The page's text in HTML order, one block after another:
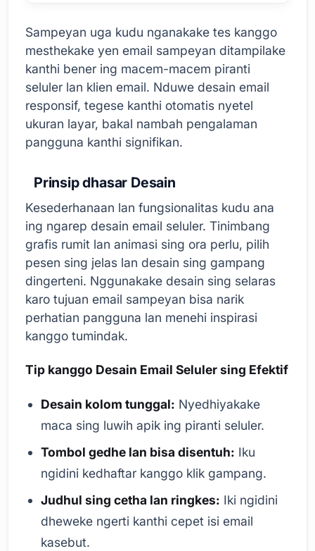
Sampeyan uga kudu nganakake tes kanggo
mesthekake yen email sampeyan ditampilake
kanthi bener ing macem-macem piranti
seluler lan klien email. Nduwe desain email
responsif, tegese kanthi otomatis nyetel
ukuran layar, bakal nambah pengalaman
pangguna kanthi signifikan.
Prinsip dhasar Desain
Kesederhanaan lan fungsionalitas kudu ana
ing ngarep desain email seluler. Tinimbang
grafis rumit lan animasi sing ora perlu, pilih
pesen sing jelas lan desain sing gampang
dingerteni. Nggunakake desain sing selaras
karo tujuan email sampeyan bisa narik
perhatian pangguna lan menehi inspirasi
kanggo tumindak.
Tip kanggo Desain Email Seluler sing Efektif
Desain kolom tunggal: Nyedhiyakake
maca sing luwih apik ing piranti seluler.
Tombol gedhe lan bisa disentuh: Iku
ngidini kedhaftar kanggo klik gampang.
Judhul sing cetha lan ringkes: Iki ngidini
dheweke ngerti kanthi cepet isi email
kasebut.